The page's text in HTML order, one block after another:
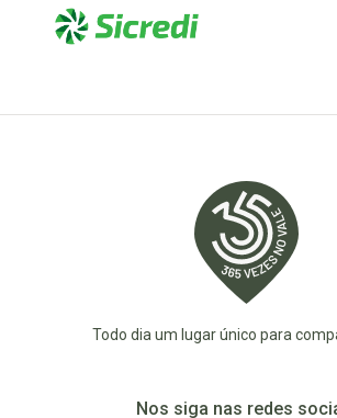
Todo dia um lugar único para
Nos siga nas redes